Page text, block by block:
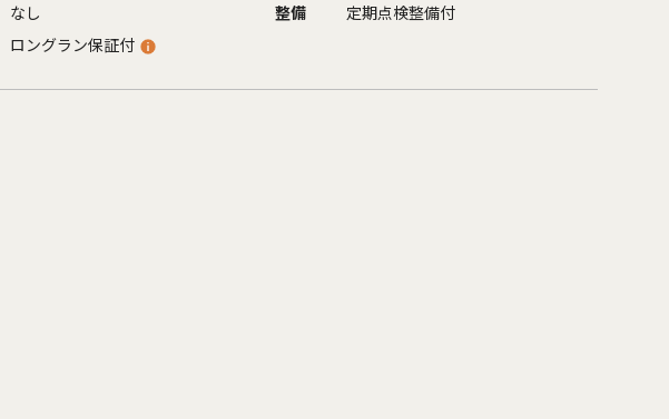
なし 整備
定期点検整備付
ロングラン保証付